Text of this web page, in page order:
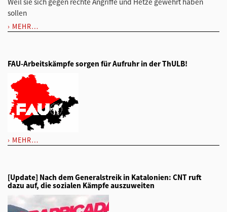
sollen
MEHR…
FAU-Arbeitskämpfe sorgen für Aufruhr in der ThULB!
MEHR…
[Update] Nach dem Generalstreik in Katalonien: CNT ruft
dazu auf, die sozialen Kämpfe auszuweiten